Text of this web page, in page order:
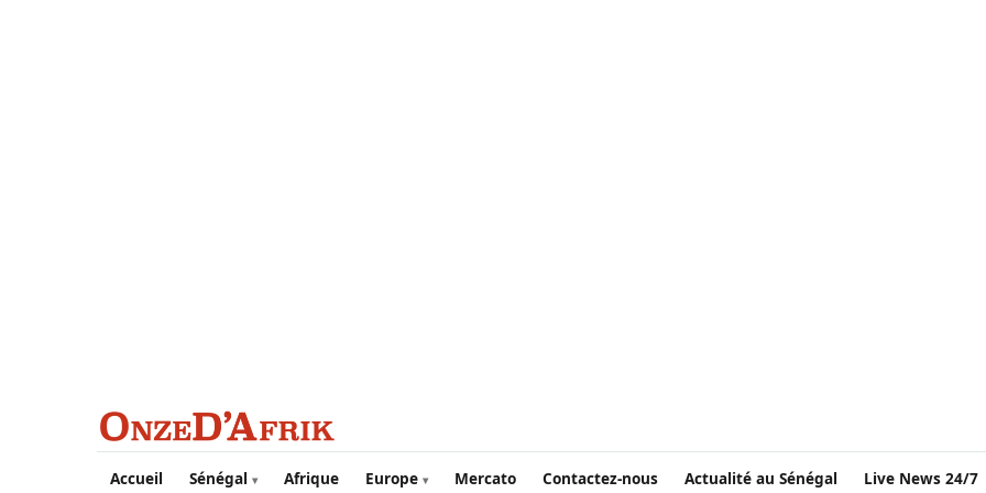
Aller au contenu principal
Accueil Sénégal Afrique Europe Mercato Contactez-nous Actualité au Sénégal Live News 24/7